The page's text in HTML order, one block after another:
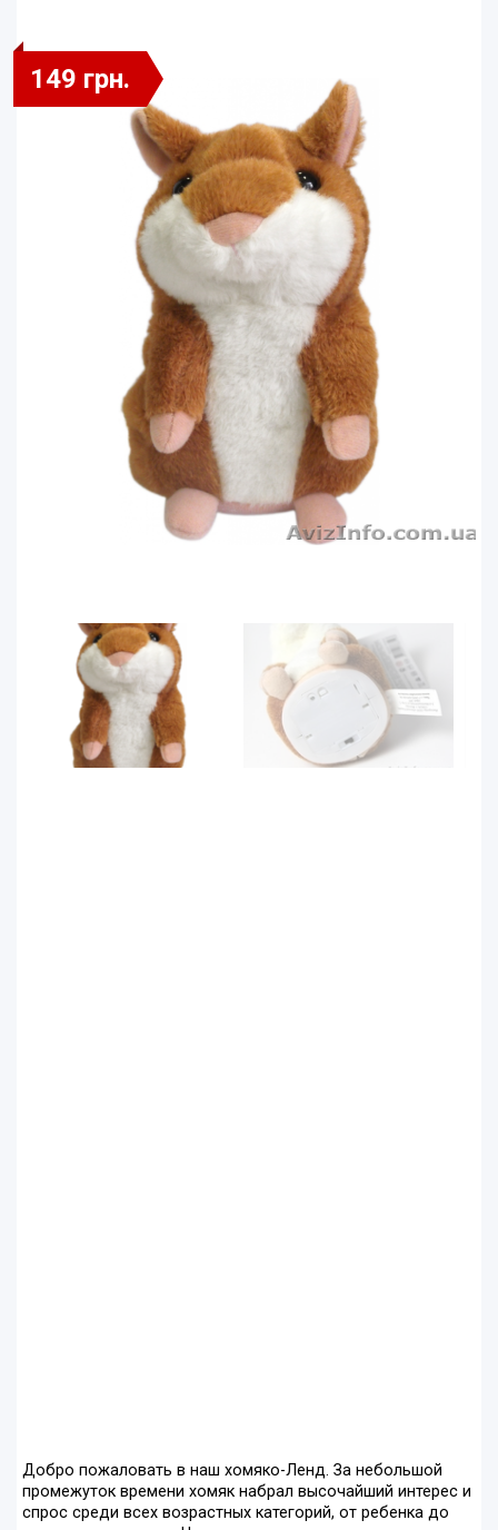
149 грн.
Добро пожаловать в наш хомяко-Ленд. За небольшой
промежуток времени хомяк набрал высочайший интерес и
спрос среди всех возрастных категорий, от ребенка до